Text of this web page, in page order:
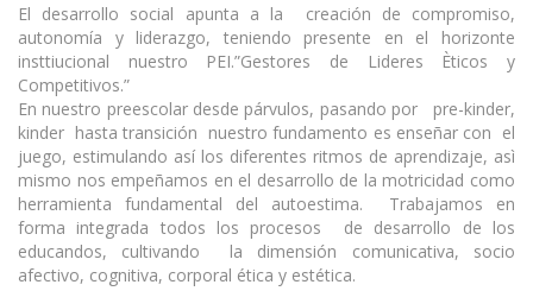
El desarrollo social apunta a la creación de compromiso,
autonomía y liderazgo, teniendo presente en el horizonte
insttiucional nuestro PEI.”Gestores de Lideres Èticos y
Competitivos.”
En nuestro preescolar desde párvulos, pasando por pre-kinder,
kinder hasta transición nuestro fundamento es enseñar con el
juego, estimulando así los diferentes ritmos de aprendizaje, asì
mismo nos empeñamos en el desarrollo de la motricidad como
herramienta fundamental del autoestima. Trabajamos en
forma integrada todos los procesos de desarrollo de los
educandos, cultivando la dimensión comunicativa, socio
afectivo, cognitiva, corporal ética y estética.